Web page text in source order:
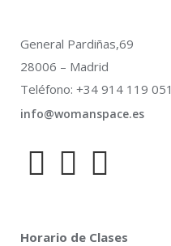
General Pardiñas,69
28006 – Madrid
Teléfono: +34 914 119 051
info@womanspace.es
Horario de Clases